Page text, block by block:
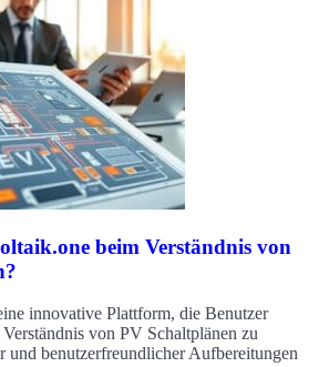
beim Verständnis von
innovative Plattform, die Benutzer
von PV Schaltplänen zu
und benutzerfreundlicher Aufbereitungen